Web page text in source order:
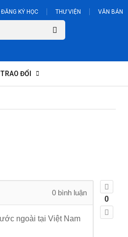
ĐĂNG KÝ HỌC THƯ VIỆN VĂN BẢN
ĐỔI
0
0 bình luận
ngoài tại Việt Nam